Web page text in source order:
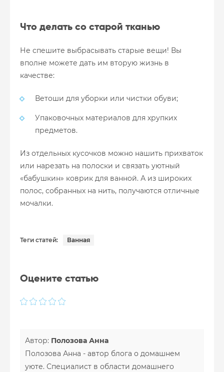
Что делать со старой тканью
Не спешите выбрасывать старые вещи! Вы
вполне можете дать им вторую жизнь в
качестве:
Ветоши для уборки или чистки обуви;
Упаковочных материалов для хрупких
предметов.
Из отдельных кусочков можно нашить прихваток
или нарезать на полоски и связать уютный
«бабушкин» коврик для ванной. А из широких
полос, собранных на нить, получаются отличные
мочалки.
Теги статей: Ванная
Оцените статью
Автор: Полозова Анна
Полозова Анна - автор блога о домашнем
уюте. Специалист в области домашнего